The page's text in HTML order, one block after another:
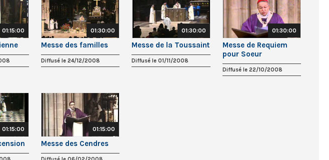
01:15:00 01:30:00
Messe des familles
Diffusé le 24/12/2008
01:30:00
Messe de la Toussaint
Diffusé le 01/11/2008
01:30:00
Messe de Requiem
pour Soeur
Emmanuelle
Diffusé le 22/10/2008
01:15:00 01:15:00
Messe des Cendres